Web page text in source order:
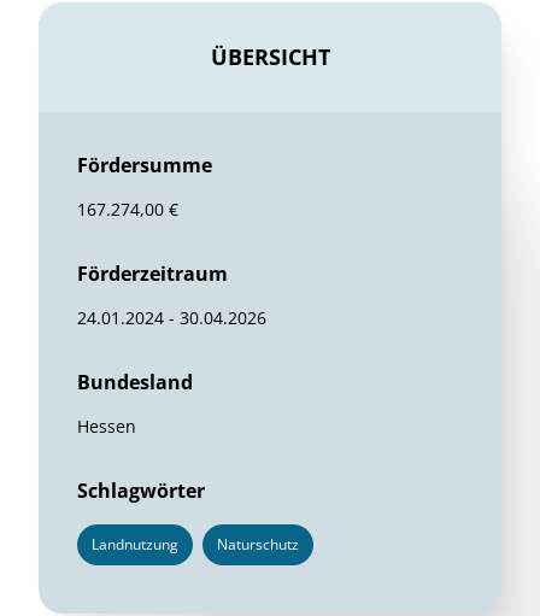
ÜBERSICHT
Fördersumme
167.274,00 €
Förderzeitraum
24.01.2024 - 30.04.2026
Bundesland
Hessen
Schlagwörter
Landnutzung Naturschutz